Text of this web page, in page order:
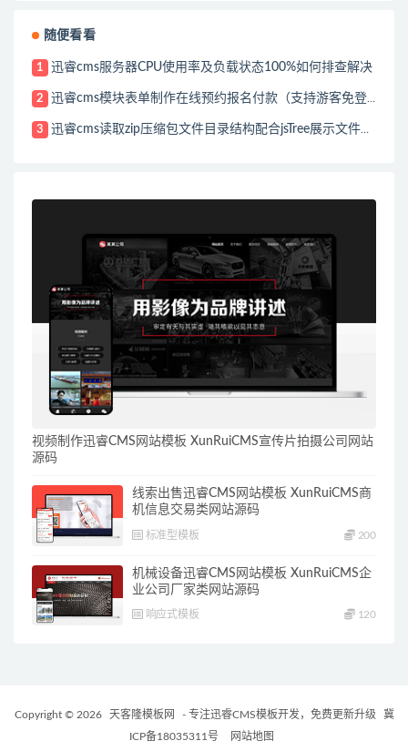
随便看看
1 迅睿cms服务器CPU使用率及负载状态100%如何排查解决
2 迅睿cms模块表单制作在线预约报名付款（支持游客免登录支付）
3 迅睿cms读取zip压缩包文件目录结构配合jsTree展示文件树列表
视频制作迅睿CMS网站模板 XunRuiCMS宣传片拍摄公司网站
源码
线索出售迅睿CMS网站模板 XunRuiCMS商
机信息交易类网站源码
标准型模板 200
机械设备迅睿CMS网站模板 XunRuiCMS企
业公司厂家类网站源码
响应式模板 120
Copyright © 2026 天客隆模板网 - 专注迅睿CMS模板开发，免费更新升级
冀
ICP备18035311号
网站地图